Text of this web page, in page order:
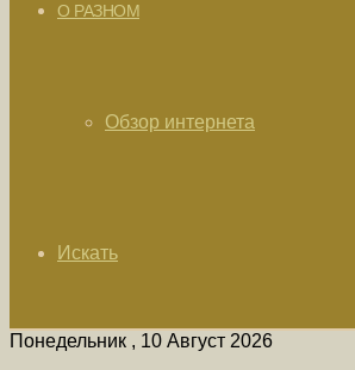
О РАЗНОМ
Обзор интернета
Искать
Понедельник , 10 Август 2026